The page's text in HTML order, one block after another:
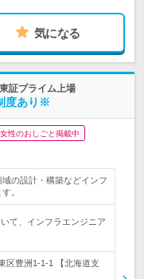
気になる
証プライム上場
度あり※
女性のおしごと掲載中
の設計・構築などインフ
。
て、インフラエンジニア
区豊洲1-1-1 【北海道支